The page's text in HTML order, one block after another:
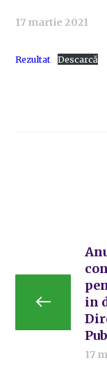
17 martie 2021
Rezultat Descarcă
in
17